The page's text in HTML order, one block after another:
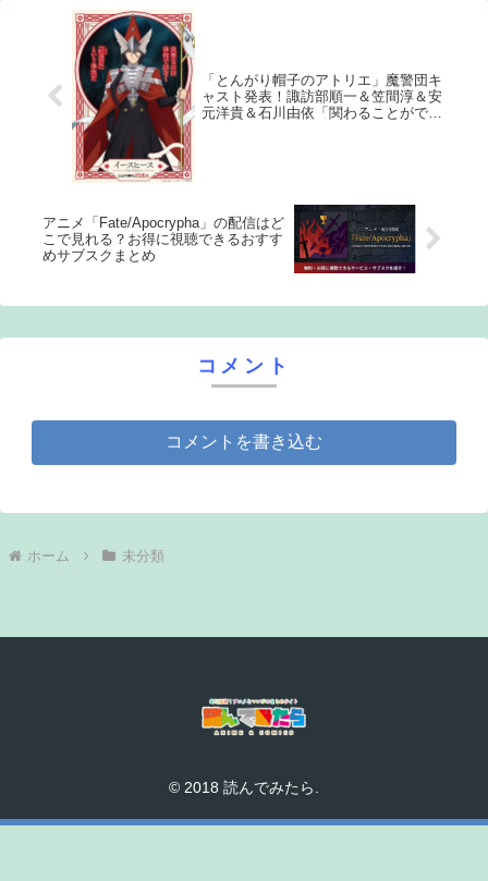
「とんがり帽子のアトリエ」魔警団キ
ャスト発表！諏訪部順一＆笠間淳＆安
元洋貴＆石川由依「関わることができ
アニメ「Fate/Apocrypha」の配信はど
こで見れる？お得に視聴できるおすす
めサブスクまとめ
コメント
コメントを書き込む
ホーム 未分類
© 2018 読んでみたら.